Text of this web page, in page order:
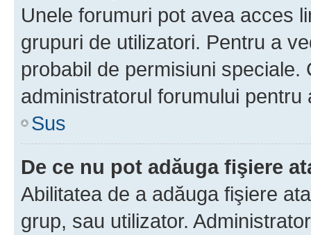
Unele forumuri pot avea acces
grupuri de utilizatori. Pentru a
probabil de permisiuni
administratorul forumului pentru
Sus
De ce nu pot adăuga fişiere
Abilitatea de a adăuga fişiere
grup, sau utilizator.